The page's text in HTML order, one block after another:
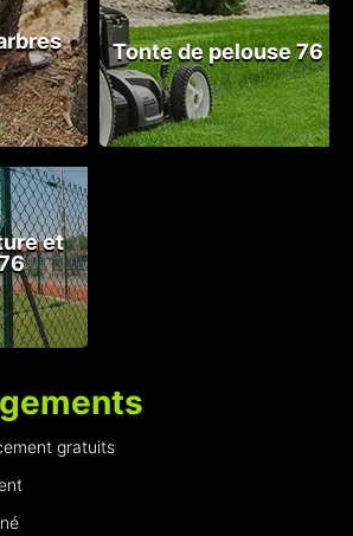
Tonte de pelouse 76
et
gratuits